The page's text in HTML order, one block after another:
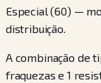
Especial (60) —
distribuição.
A combinação de
fraquezas e 1